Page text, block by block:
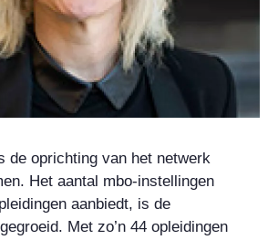
de oprichting van het netwerk
Het aantal mbo-instellingen
aanbiedt, is de
Met zo’n 44 opleidingen